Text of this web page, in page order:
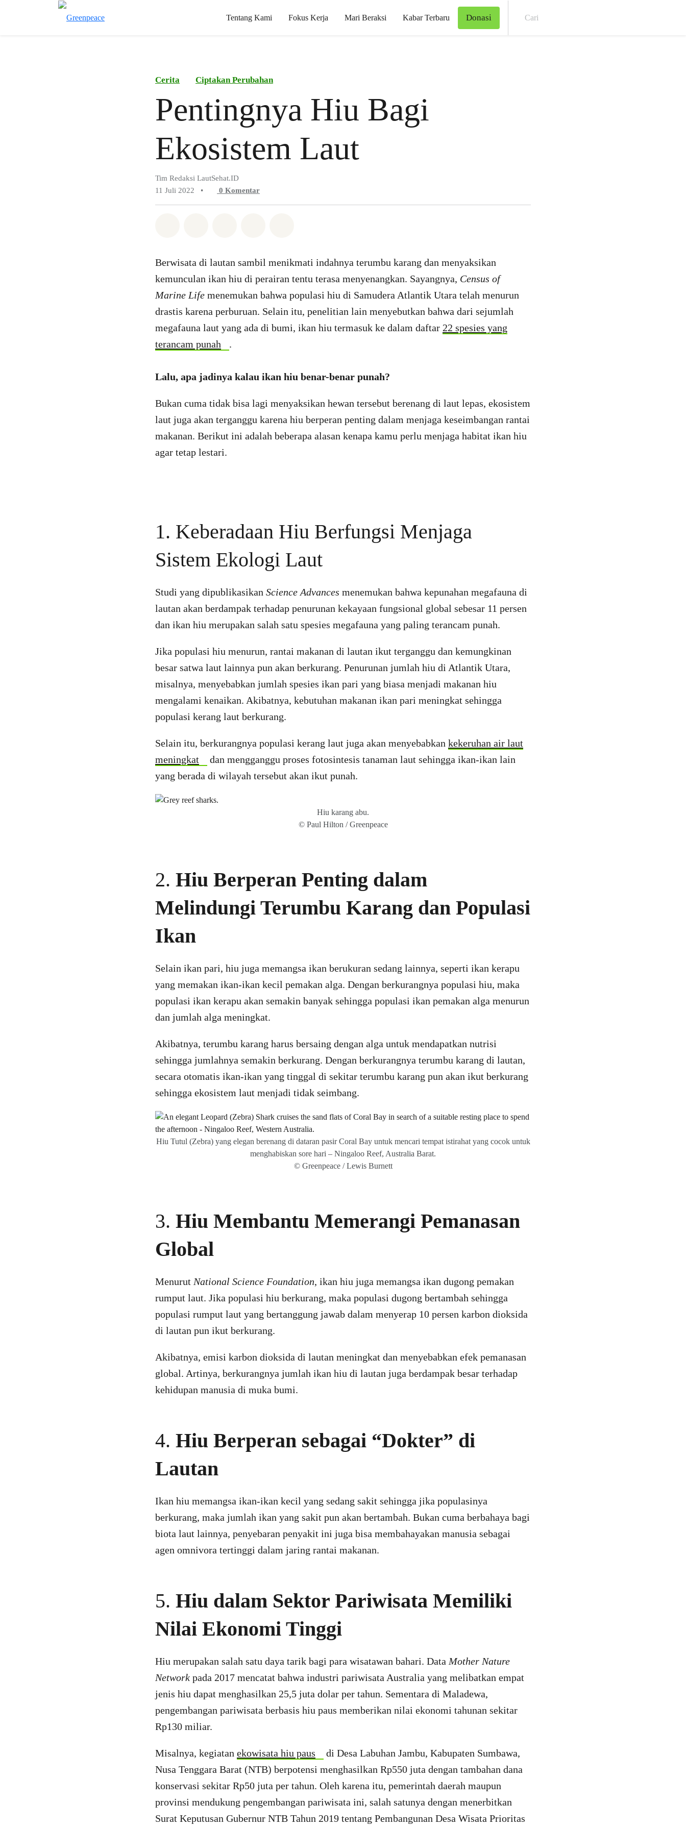
Tentang Kami Fokus Kerja Mari Beraksi Kabar Terbaru Donasi
Cerita Ciptakan Perubahan
Pentingnya Hiu Bagi
Ekosistem Laut
Tim Redaksi LautSehat.ID
11 Juli 2022
• 0 Komentar
Berwisata di lautan sambil menikmati indahnya terumbu karang dan menyaksikan
kemunculan ikan hiu di perairan tentu terasa menyenangkan. Sayangnya, Census of
Marine Life menemukan bahwa populasi hiu di Samudera Atlantik Utara telah menurun
drastis karena perburuan. Selain itu, penelitian lain menyebutkan bahwa dari sejumlah
megafauna laut yang ada di bumi, ikan hiu termasuk ke dalam daftar 22 spesies yang
terancam punah
.
Lalu, apa jadinya kalau ikan hiu benar-benar punah?
Bukan cuma tidak bisa lagi menyaksikan hewan tersebut berenang di laut lepas, ekosistem
laut juga akan terganggu karena hiu berperan penting dalam menjaga keseimbangan rantai
makanan. Berikut ini adalah beberapa alasan kenapa kamu perlu menjaga habitat ikan hiu
agar tetap lestari.
1. Keberadaan Hiu Berfungsi Menjaga
Sistem Ekologi Laut
Studi yang dipublikasikan Science Advances menemukan bahwa kepunahan megafauna di
lautan akan berdampak terhadap penurunan kekayaan fungsional global sebesar 11 persen
dan ikan hiu merupakan salah satu spesies megafauna yang paling terancam punah.
Jika populasi hiu menurun, rantai makanan di lautan ikut terganggu dan kemungkinan
besar satwa laut lainnya pun akan berkurang. Penurunan jumlah hiu di Atlantik Utara,
misalnya, menyebabkan jumlah spesies ikan pari yang biasa menjadi makanan hiu
mengalami kenaikan. Akibatnya, kebutuhan makanan ikan pari meningkat sehingga
populasi kerang laut berkurang.
Selain itu, berkurangnya populasi kerang laut juga akan menyebabkan kekeruhan air laut
meningkat
dan mengganggu proses fotosintesis tanaman laut sehingga ikan-ikan lain
yang berada di wilayah tersebut akan ikut punah.
Hiu karang abu.
© Paul Hilton / Greenpeace
2. Hiu Berperan Penting dalam
Melindungi Terumbu Karang dan Populasi
Ikan
Selain ikan pari, hiu juga memangsa ikan berukuran sedang lainnya, seperti ikan kerapu
yang memakan ikan-ikan kecil pemakan alga. Dengan berkurangnya populasi hiu, maka
populasi ikan kerapu akan semakin banyak sehingga populasi ikan pemakan alga menurun
dan jumlah alga meningkat.
Akibatnya, terumbu karang harus bersaing dengan alga untuk mendapatkan nutrisi
sehingga jumlahnya semakin berkurang. Dengan berkurangnya terumbu karang di lautan,
secara otomatis ikan-ikan yang tinggal di sekitar terumbu karang pun akan ikut berkurang
sehingga ekosistem laut menjadi tidak seimbang.
Hiu Tutul (Zebra) yang elegan berenang di dataran pasir Coral Bay untuk mencari tempat istirahat yang cocok untuk
menghabiskan sore hari – Ningaloo Reef, Australia Barat.
© Greenpeace / Lewis Burnett
3. Hiu Membantu Memerangi Pemanasan
Global
Menurut National Science Foundation, ikan hiu juga memangsa ikan dugong pemakan
rumput laut. Jika populasi hiu berkurang, maka populasi dugong bertambah sehingga
populasi rumput laut yang bertanggung jawab dalam menyerap 10 persen karbon dioksida
di lautan pun ikut berkurang.
Akibatnya, emisi karbon dioksida di lautan meningkat dan menyebabkan efek pemanasan
global. Artinya, berkurangnya jumlah ikan hiu di lautan juga berdampak besar terhadap
kehidupan manusia di muka bumi.
4. Hiu Berperan sebagai “Dokter” di
Lautan
Ikan hiu memangsa ikan-ikan kecil yang sedang sakit sehingga jika populasinya
berkurang, maka jumlah ikan yang sakit pun akan bertambah. Bukan cuma berbahaya bagi
biota laut lainnya, penyebaran penyakit ini juga bisa membahayakan manusia sebagai
agen omnivora tertinggi dalam jaring rantai makanan.
5. Hiu dalam Sektor Pariwisata Memiliki
Nilai Ekonomi Tinggi
Hiu merupakan salah satu daya tarik bagi para wisatawan bahari. Data Mother Nature
Network pada 2017 mencatat bahwa industri pariwisata Australia yang melibatkan empat
jenis hiu dapat menghasilkan 25,5 juta dolar per tahun. Sementara di Maladewa,
pengembangan pariwisata berbasis hiu paus memberikan nilai ekonomi tahunan sekitar
Rp130 miliar.
Misalnya, kegiatan ekowisata hiu paus
di Desa Labuhan Jambu, Kabupaten Sumbawa,
Nusa Tenggara Barat (NTB) berpotensi menghasilkan Rp550 juta dengan tambahan dana
konservasi sekitar Rp50 juta per tahun. Oleh karena itu, pemerintah daerah maupun
provinsi mendukung pengembangan pariwisata ini, salah satunya dengan menerbitkan
Surat Keputusan Gubernur NTB Tahun 2019 tentang Pembangunan Desa Wisata Prioritas